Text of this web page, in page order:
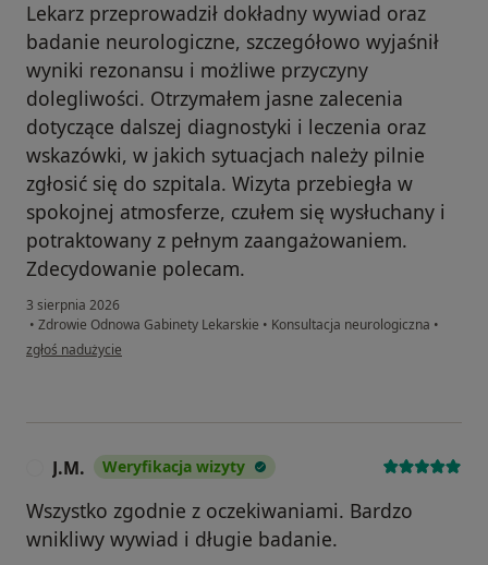
Lekarz przeprowadził dokładny wywiad oraz
badanie neurologiczne, szczegółowo wyjaśnił
wyniki rezonansu i możliwe przyczyny
dolegliwości. Otrzymałem jasne zalecenia
dotyczące dalszej diagnostyki i leczenia oraz
wskazówki, w jakich sytuacjach należy pilnie
zgłosić się do szpitala. Wizyta przebiegła w
spokojnej atmosferze, czułem się wysłuchany i
potraktowany z pełnym zaangażowaniem.
Zdecydowanie polecam.
3 sierpnia 2026
• Zdrowie Odnowa Gabinety Lekarskie • Konsultacja neurologiczna •
w opinii użytkownika Oleksandr
zgłoś nadużycie
J.M. Weryfikacja wizyty
Wszystko zgodnie z oczekiwaniami. Bardzo
wnikliwy wywiad i długie badanie.